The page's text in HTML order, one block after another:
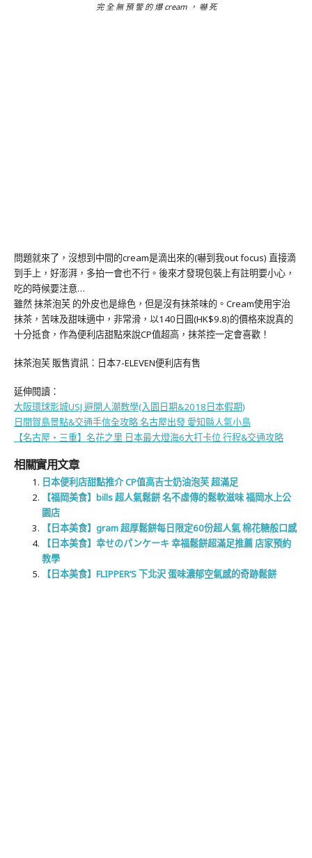
完 全 無 預 警 的 爆 cream ， 嚇 死
問題就來了，沒想到中間的cream是滴出來的(嚇到我out focus) 直接滴
到手上，好澎湃，多拍一會也不行。後來才發現包裝上有註明要小心，
吃的時候要注意…
雖然 抹茶泡芙 的外皮也是綠色，但是沒有抹茶味的。Cream使用宇治
抹茶，苦味及甜味適中，非常滑，以140日圓(HK$9.8)的價格來說真的
十分抵食，作為便利店甜點來說CP值超高，抹茶控一定會喜歡！
抹茶泡芙 販售資訊：日本7-ELEVEN便利店有售
延伸閱讀：
大阪環球影城USJ 避開人潮教學(入園日期&2018日本假期)
日間賀島景點&交通手信全攻略 名古屋出發 愛知縣人氣小島
【名古屋‧三重】名花之里 日本最大燈海6大打卡位 行程&交通攻略
相關實用文章
日本便利店甜點推介 CP值高吉士奶油泡芙 超滿足
【福岡美食】bills 超人氣鬆餅 名不虛傳的鬆軟滋味 福岡水上公
園店
【日本美食】gram 超厚鬆餅每日限定60份超人氣 棉花糖般口感
【日本美食】幸せのパンケーキ 幸福鬆餅超滿足推薦 店家預約
教學
【日本美食】FLIPPER’S 下北沢 蛋味濃郁空氣感的奇跡鬆餅